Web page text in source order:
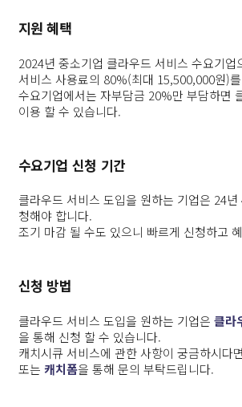
지원 혜택
2024년 중소기업 클라우드 서비스 수요기업
서비스 사용료의 80%(최대 15,500,000원)
수요기업에서는 자부담금 20%만 부담하면
이용 할 수 있습니다.
수요기업 신청 기간
클라우드 서비스 도입을 원하는 기업은 24
청해야 합니다.
조기 마감 될 수도 있으니 빠르게 신청하고
신청 방법
클라우드 서비스 도입을 원하는 기업은 클라
을 통해 신청 할 수 있습니다.
캐치시큐 서비스에 관한 사항이 궁금하시다면
또는 캐치폼을 통해 문의 부탁드립니다.